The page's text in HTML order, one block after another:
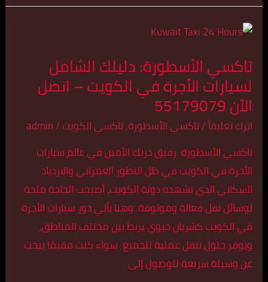
تاكسي الأسطورة: دليلك الشامل
لسيارات الأجرة في الكويت – اتصل
الآن 55179079
اترك تعليقاً/تاكسي الأسطورة,تاكسي الكويت/
admin
تاكسي الأسطورة: رفيق دربك الأمين في عالم سيارات
الأجرة في الكويت في ظل التطور العمراني والازدياد
السكاني الذي تشهده دولة الكويت، أصبحت الحاجة ملحة
لوسائل نقل فعالة وموثوقة. وهنا يأتي دور سيارات الأجرة
في الكويت كشريان حيوي يربط بين مختلف المناطق،
ويوفر حلول تنقل عملية للجميع. سواء كنت مقيمًا يبحث
عن وسيلة سريعة للوصول إلى
تاكسي
دليلك
الشامل
لسيارات
الأجرة
الكويت
–
اتصل
الآن
55179079